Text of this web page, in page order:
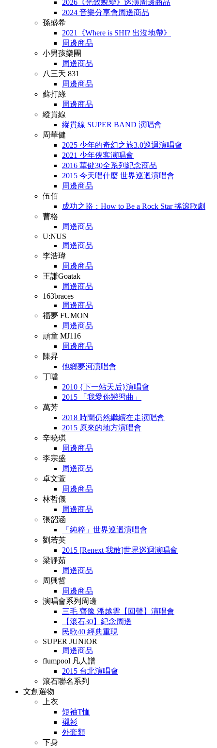
2026《光致蛻變》巡演周邊商品
2024 音樂分享會周邊商品
孫盛希
2021《Where is SHI? 出沒地帶》
周邊商品
小男孩樂團
周邊商品
八三夭 831
周邊商品
蘇打綠
周邊商品
縱貫線
縱貫線 SUPER BAND 演唱會
周華健
2025 少年的奇幻之旅3.0巡迴演唱會
2021 少年俠客演唱會
2016 華健30全系列紀念商品
2015 今天唱什麼 世界巡迴演唱會
周邊商品
伍佰
成功之路：How to Be a Rock Star 搖滾歌劇
曹格
周邊商品
U:NUS
周邊商品
李浩瑋
周邊商品
王謙Goatak
周邊商品
163braces
周邊商品
福夢 FUMON
周邊商品
頑童 MJ116
周邊商品
陳昇
他鄉夢河演唱會
丁噹
2010 {下一站天后}演唱會
2015 「我愛你戀習曲」
萬芳
2018 時間仍然繼續在走演唱會
2015 原來的地方演唱會
辛曉琪
周邊商品
李宗盛
周邊商品
卓文萱
周邊商品
林哲儀
周邊商品
張韶涵
「純粹」世界巡迴演唱會
劉若英
2015 [Renext 我敢]世界巡迴演唱會
梁靜茹
周邊商品
周興哲
周邊商品
演唱會系列周邊
三毛 齊豫 潘越雲【回聲】演唱會
【滾石30】紀念周邊
民歌40 經典重現
SUPER JUNIOR
周邊商品
flumpool 凡人譜
2015 台北演唱會
滾石聯名系列
文創選物
上衣
短袖T恤
襯衫
外套類
下身